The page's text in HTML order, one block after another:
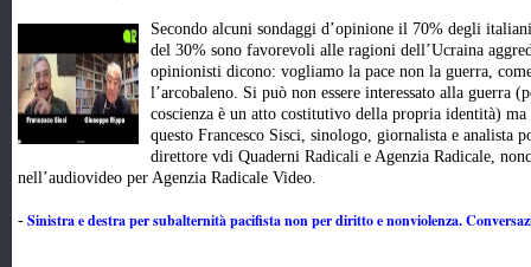
Secondo alcuni sondaggi d’opinione il 70% degli
del 30% sono favorevoli alle ragioni dell’Ucraina
opinionisti dicono: vogliamo la pace non la guerra,
l’arcobaleno. Si può non essere interessato alla guerra
coscienza è un atto costitutivo della propria identità)
questo Francesco Sisci, sinologo, giornalista e analista
direttore vdi Quaderni Radicali e Agenzia Radicale,
nell’audiovideo per Agenzia Radicale Video.
- Sinistra e destra per subalternità pacifista non per diritto e nonviolenza.